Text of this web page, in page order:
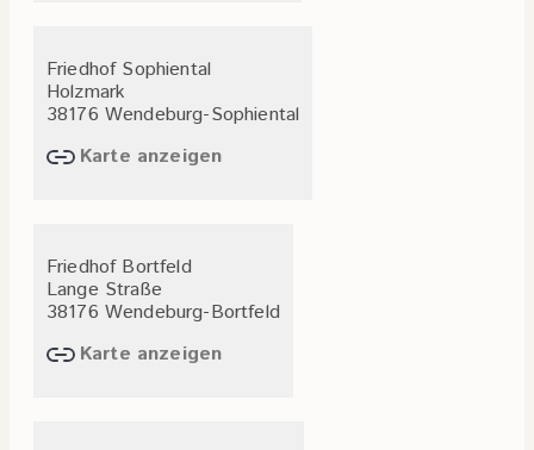
Friedhof Sophiental
Holzmark
38176 Wendeburg-Sophiental
Karte anzeigen
Friedhof Bortfeld
Lange Straße
38176 Wendeburg-Bortfeld
Karte anzeigen